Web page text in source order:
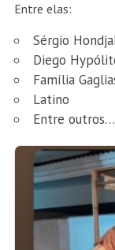
Entre elas:
Sérgio
Diego
Família
Latino
Entre outros…